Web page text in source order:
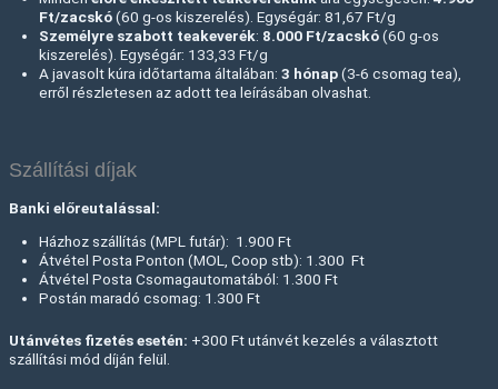
Ft/zacskó(60 g-os kiszerelés). Egységár: 81,67 Ft/g
Személyre szabott teakeverék: 8.000 Ft/zacskó(60 g-os
kiszerelés). Egységár: 133,33 Ft/g
A javasolt kúra időtartama általában: 3 hónap(3-6 csomag tea),
erről részletesen az adott tea leírásában olvashat.
Szállítási díjak
Banki előreutalással:
Házhoz szállítás (MPL futár): 1.900 Ft
Átvétel Posta Ponton (MOL, Coop stb): 1.300 Ft
Átvétel Posta Csomagautomatából: 1.300 Ft
Postán maradó csomag: 1.300 Ft
Utánvétes fizetés esetén: +300 Ft utánvét kezelés a választott
szállítási mód díján felül.